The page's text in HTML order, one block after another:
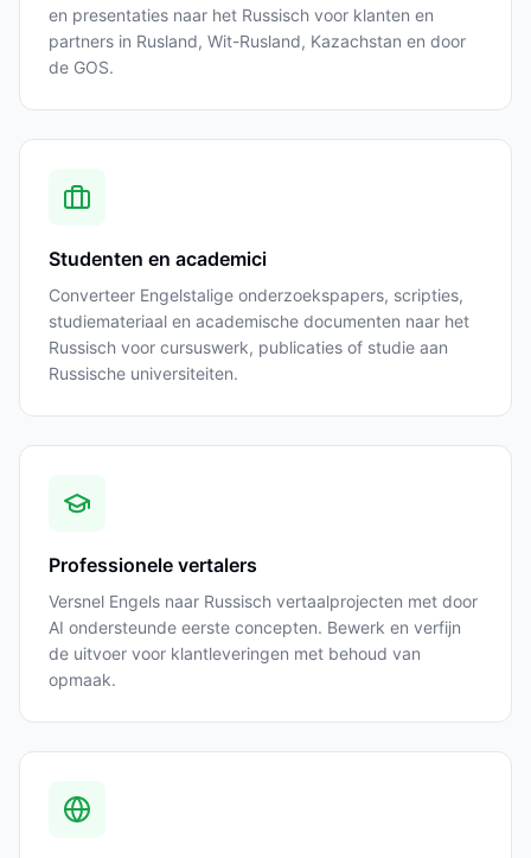
en presentaties naar het Russisch voor klanten en
partners in Rusland, Wit-Rusland, Kazachstan en door
de GOS.
Studenten en academici
Converteer Engelstalige onderzoekspapers, scripties,
studiemateriaal en academische documenten naar het
Russisch voor cursuswerk, publicaties of studie aan
Russische universiteiten.
Professionele vertalers
Versnel Engels naar Russisch vertaalprojecten met door
AI ondersteunde eerste concepten. Bewerk en verfijn
de uitvoer voor klantleveringen met behoud van
opmaak.